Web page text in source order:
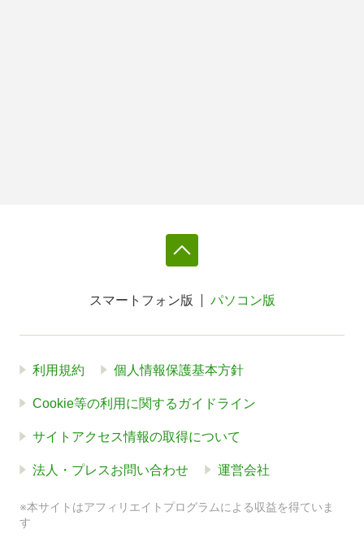
スマートフォン版 パソコン版
利用規約 個人情報保護基本方針
Cookie等の利用に関するガイドライン
サイトアクセス情報の取得について
法人・プレスお問い合わせ 運営会社
※本サイトはアフィリエイトプログラムによる収益を得ていま
す